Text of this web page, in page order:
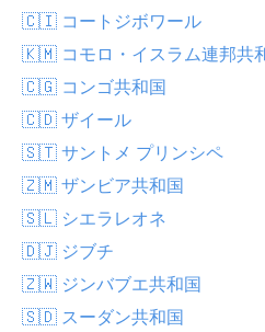
🇨🇮 コートジボワール
🇰🇲 コモロ・イスラム連邦共
🇨🇬 コンゴ共和国
🇨🇩 ザイール
🇸🇹 サントメ プリンシペ
🇿🇲 ザンビア共和国
🇸🇱 シエラレオネ
🇩🇯 ジブチ
🇿🇼 ジンバブエ共和国
🇸🇩 スーダン共和国